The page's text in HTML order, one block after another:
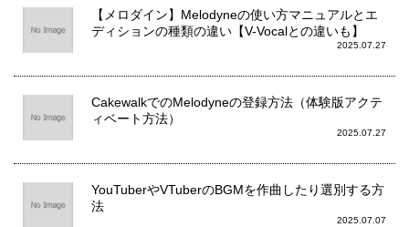
【メロダイン】Melodyneの使い方マニュアルとエ
ディションの種類の違い【V-Vocalとの違いも】
2025.07.27
CakewalkでのMelodyneの登録方法（体験版アクテ
ィベート方法）
2025.07.27
YouTuberやVTuberのBGMを作曲したり選別する方
法
2025.07.07